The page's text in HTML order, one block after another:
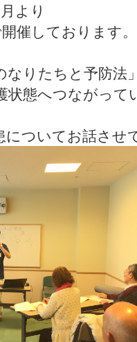
より
催しております。
なりたちと予防法
状態へつながって
についてお話させ